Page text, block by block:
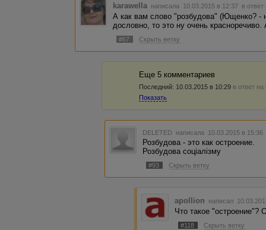
karawella написала 10.03.2015 в 12:37 в ответ
А как вам слово "розбудова" (Ющенко? -
дословно, то это ну очень
#67 Скрыть ветку
Еще 5 комментариев
Последний: 10.03.2015 в 10:29 в ответ на
Показать
DELETED написала 10.03.2015 в
Розбудова - это как остроение.
Розбудова соціалізму
#93 Скрыть ветку
apollion написал
Что такое "остроение"?
#118 Скрыть ветку